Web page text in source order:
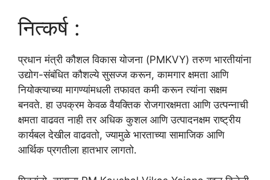
नित्कर्ष :
प्रधान मंत्री कौशल विकास योजना (PMKVY) तरुण भारतीयांना
उद्योग-संबंधित कौशल्ये सुसज्ज करून, कामगार क्षमता आणि
नियोक्त्याच्या मागण्यांमधली तफावत कमी करून त्यांना सक्षम
बनवते. हा उपक्रम केवळ वैयक्तिक रोजगारक्षमता आणि उत्पन्नाची
क्षमता वाढवत नाही तर अधिक कुशल आणि उत्पादनक्षम राष्ट्रीय
कार्यबल देखील वाढवतो, ज्यामुळे भारताच्या सामाजिक आणि
आर्थिक प्रगतीला हातभार लागतो.